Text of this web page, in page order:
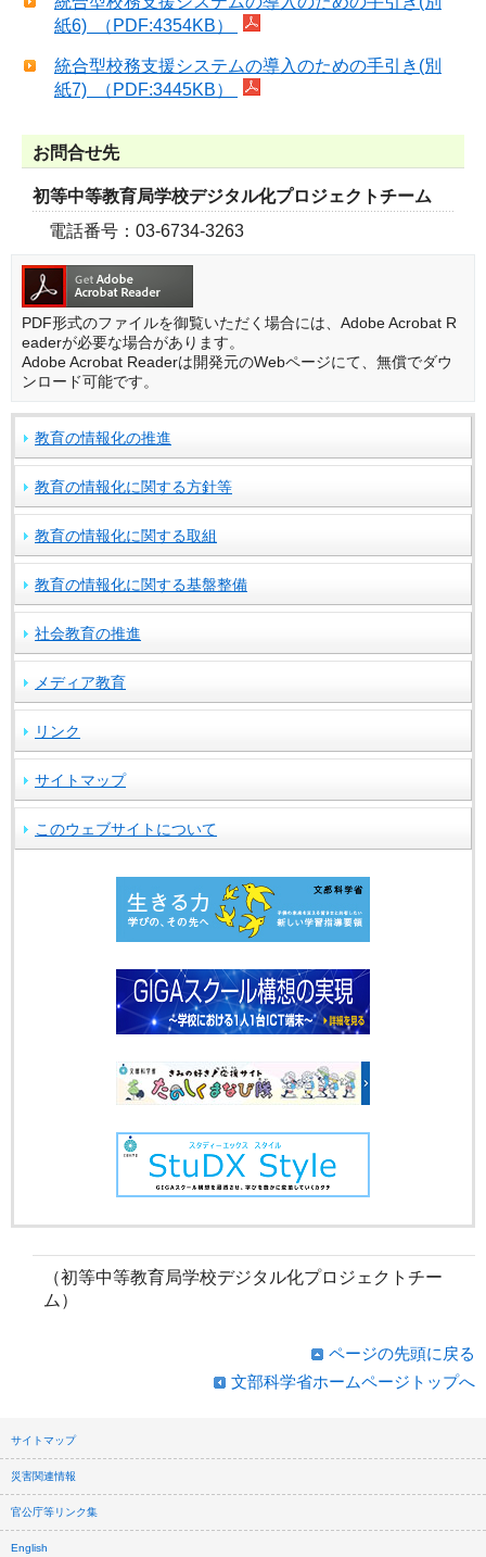
紙6) （PDF:4354KB）
統合型校務支援システムの導入のための手引き(別
紙7) （PDF:3445KB）
お問合せ先
初等中等教育局学校デジタル化プロジェクトチーム
電話番号：03-6734-3263
PDF形式のファイルを御覧いただく場合には、Adobe Acrobat R
eaderが必要な場合があります。
Adobe Acrobat Readerは開発元のWebページにて、無償でダウ
ンロード可能です。
教育の情報化の推進
教育の情報化に関する方針等
教育の情報化に関する取組
教育の情報化に関する基盤整備
社会教育の推進
メディア教育
リンク
サイトマップ
このウェブサイトについて
（初等中等教育局学校デジタル化プロジェクトチー
ム）
ページの先頭に戻る
文部科学省ホームページトップへ
サイトマップ
災害関連情報
官公庁等リンク集
English